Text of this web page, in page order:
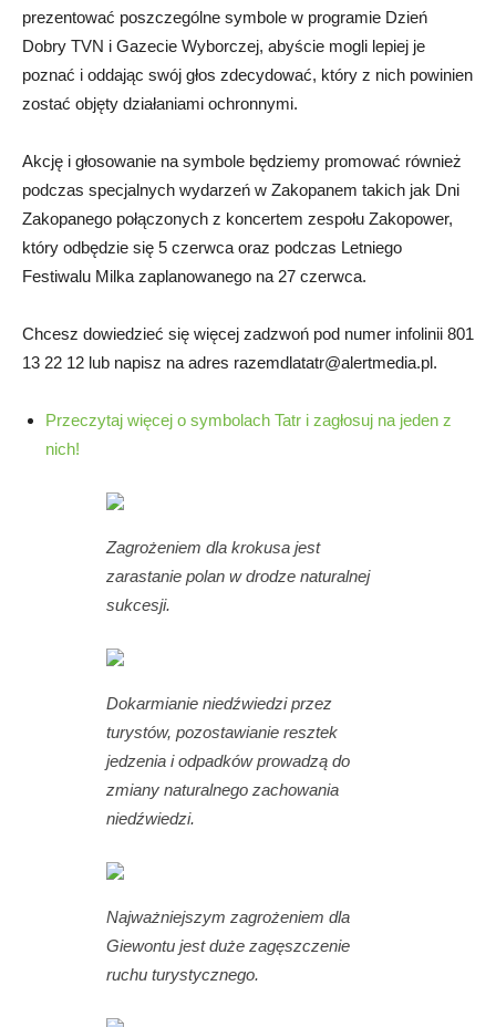
prezentować poszczególne symbole w programie Dzień
Dobry TVN i Gazecie Wyborczej, abyście mogli lepiej je
poznać i oddając swój głos zdecydować, który z nich powinien
zostać objęty działaniami ochronnymi.
Akcję i głosowanie na symbole będziemy promować również
podczas specjalnych wydarzeń w Zakopanem takich jak Dni
Zakopanego połączonych z koncertem zespołu Zakopower,
który odbędzie się 5 czerwca oraz podczas Letniego
Festiwalu Milka zaplanowanego na 27 czerwca.
Chcesz dowiedzieć się więcej zadzwoń pod numer infolinii 801
13 22 12 lub napisz na adres razemdlatatr@alertmedia.pl.
Przeczytaj więcej o symbolach Tatr i zagłosuj na jeden z
nich!
Zagrożeniem dla krokusa jest
zarastanie polan w drodze naturalnej
sukcesji.
Dokarmianie niedźwiedzi przez
turystów, pozostawianie resztek
jedzenia i odpadków prowadzą do
zmiany naturalnego zachowania
niedźwiedzi.
Najważniejszym zagrożeniem dla
Giewontu jest duże zagęszczenie
ruchu turystycznego.